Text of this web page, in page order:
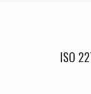
ISO